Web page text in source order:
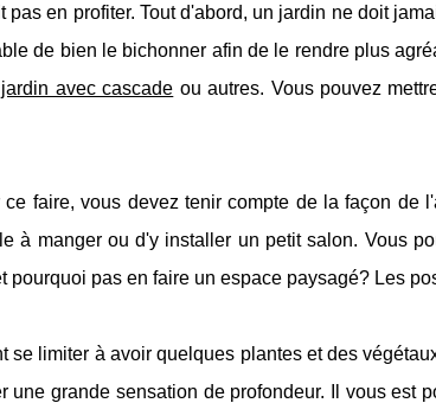
en profiter. Tout d'abord, un jardin ne doit
de bien le bichonner afin de le rendre plus
avec cascade ou autres. Vous pouvez
faire, vous devez tenir compte de la façon de
à manger ou d'y installer un petit salon. Vous
pourquoi pas en faire un espace paysagé? Les
limiter à avoir quelques plantes et des
une grande sensation de profondeur. Il vous est